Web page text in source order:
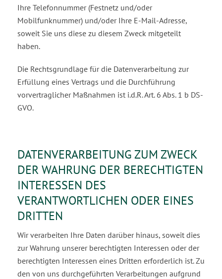
Ihre Telefonnummer (Festnetz und/oder
Mobilfunknummer) und/oder Ihre E-Mail-Adresse,
soweit Sie uns diese zu diesem Zweck mitgeteilt
haben.
Die Rechtsgrundlage für die Datenverarbeitung zur
Erfüllung eines Vertrags und die Durchführung
vorvertraglicher Maßnahmen ist i.d.R. Art. 6 Abs. 1 b DS-
GVO.
DATENVERARBEITUNG ZUM ZWECK
DER WAHRUNG DER BERECHTIGTEN
INTERESSEN DES
VERANTWORTLICHEN ODER EINES
DRITTEN
Wir verarbeiten Ihre Daten darüber hinaus, soweit dies
zur Wahrung unserer berechtigten Interessen oder der
berechtigten Interessen eines Dritten erforderlich ist. Zu
den von uns durchgeführten Ver­arbeitungen aufgrund